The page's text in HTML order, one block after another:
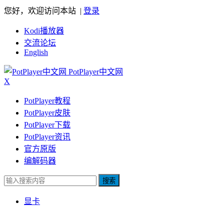
您好，欢迎访问本站 | 登录
Kodi播放器
交流论坛
English
PotPlayer中文网
X
PotPlayer教程
PotPlayer皮肤
PotPlayer下载
PotPlayer资讯
官方原版
编解码器
搜索
显卡